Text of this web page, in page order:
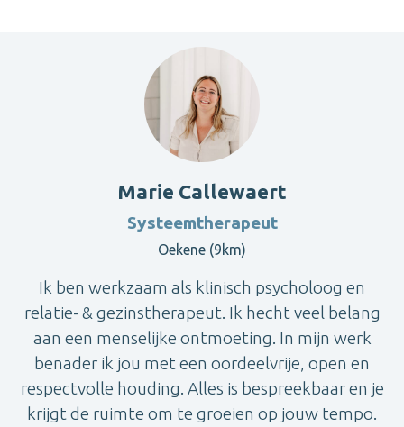
Marie Callewaert
Systeemtherapeut
Oekene (9km)
Ik ben werkzaam als klinisch psycholoog en
relatie- & gezinstherapeut. Ik hecht veel belang
aan een menselijke ontmoeting. In mijn werk
benader ik jou met een oordeelvrije, open en
respectvolle houding. Alles is bespreekbaar en je
krijgt de ruimte om te groeien op jouw tempo.